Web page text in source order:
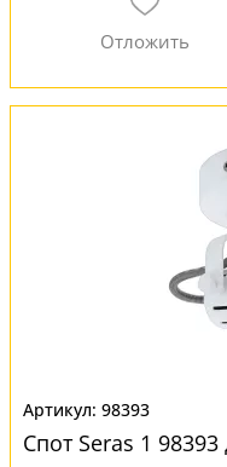
98393
Спот Seras 1 98393